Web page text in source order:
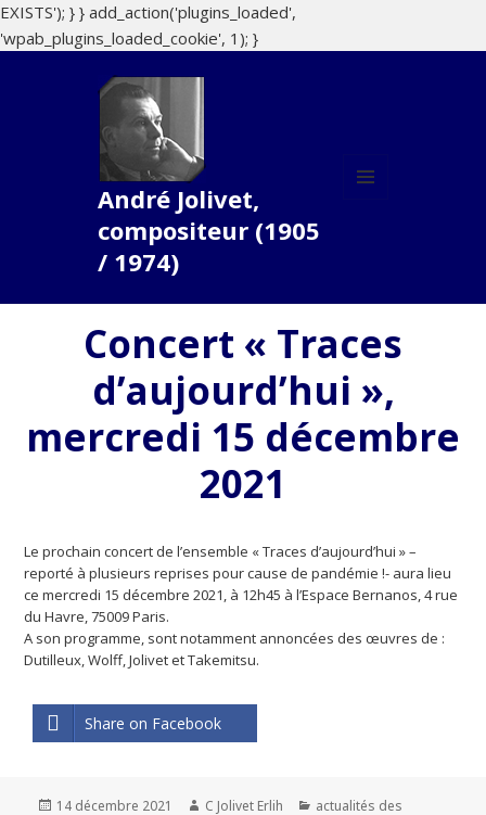
EXISTS'); } } add_action('plugins_loaded',
'wpab_plugins_loaded_cookie', 1); }
André Jolivet,
compositeur (1905
/ 1974)
Concert « Traces
d’aujourd’hui »,
mercredi 15 décembre
2021
Le prochain concert de l’ensemble « Traces d’aujourd’hui » –
reporté à plusieurs reprises pour cause de pandémie !- aura lieu
ce mercredi 15 décembre 2021, à 12h45 à l’Espace Bernanos, 4 rue
du Havre, 75009 Paris.
A son programme, sont notamment annoncées des œuvres de :
Dutilleux, Wolff, Jolivet et Takemitsu.
Share on Facebook
Publié
14 décembre 2021 Auteur
C Jolivet Erlih Catégories
actualités des